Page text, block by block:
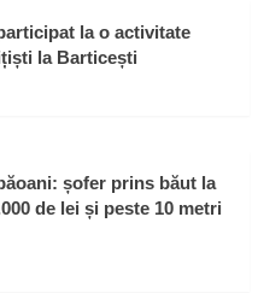
la o activitate
la Barticești
șofer prins băut la
de lei și peste 10 metri